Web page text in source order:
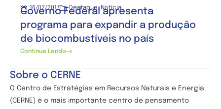
16/02/2017 Destaque, Notícia
Governo Federal apresenta
programa para expandir a produção
de biocombustíveis no país
Continue Lendo
Sobre o CERNE
O Centro de Estratégias em Recursos Naturais e Energia
(CERNE) é o mais importante centro de pensamento